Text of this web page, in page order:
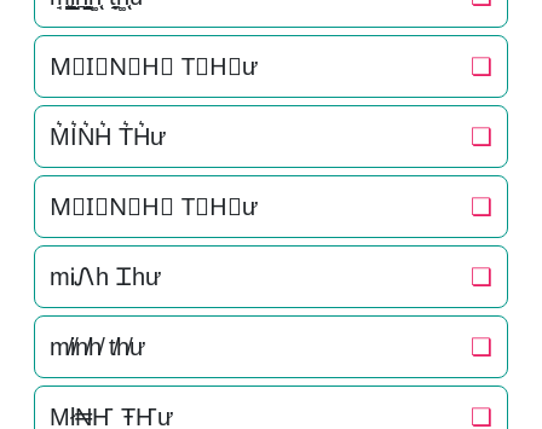
M⃗I⃗N⃗H⃗ T⃗H⃗ư ❏
M͛I͛N͛H͛ T͛H͛ư ❏
M⃒I⃒N⃒H⃒ T⃒H⃒ư ❏
mᎥᏁh Ꮖhư ❏
m̸i̸n̸h̸ t̸h̸ư ❏
Mł₦Ҥ ŦҤư ❏